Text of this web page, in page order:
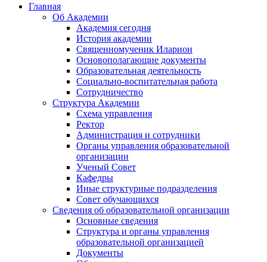
Главная
Об Академии
Академия сегодня
История академии
Священномученик Иларион
Основополагающие документы
Образовательная деятельность
Социально-воспитательная работа
Сотрудничество
Структура Академии
Схема управления
Ректор
Администрация и сотрудники
Органы управления образовательной
организации
Ученый Совет
Кафедры
Иные структурные подразделения
Совет обучающихся
Сведения об образовательной организации
Основные сведения
Структура и органы управления
образовательной организацией
Документы